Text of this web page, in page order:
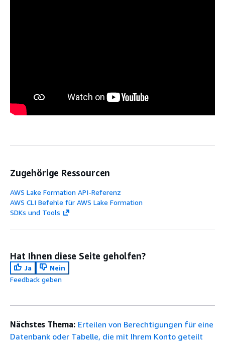
Zugehörige Ressourcen
AWS Lake Formation API-Referenz
AWS CLI Befehle für AWS Lake Formation
SDKs und Tools
Hat Ihnen diese Seite geholfen?
Ja
Nein
Feedback geben
Nächstes Thema: Erteilen von Berechtigungen für eine
Datenbank oder Tabelle, die mit Ihrem Konto geteilt